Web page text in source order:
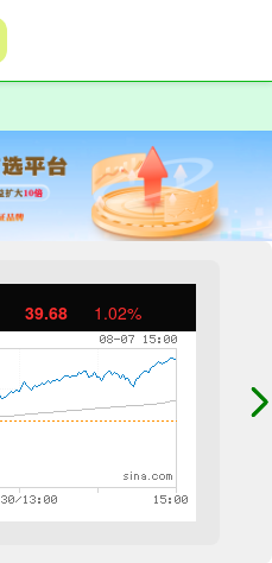
39.68 1.02%